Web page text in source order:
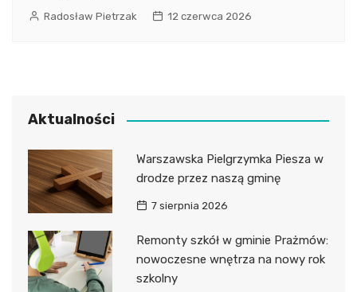
Radosław Pietrzak 12 czerwca 2026
Aktualności
Warszawska Pielgrzymka Piesza w
drodze przez naszą gminę
7 sierpnia 2026
Remonty szkół w gminie Prażmów:
nowoczesne wnętrza na nowy rok
szkolny